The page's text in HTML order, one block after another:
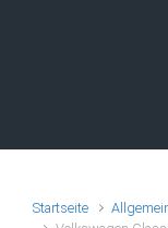
Startseite